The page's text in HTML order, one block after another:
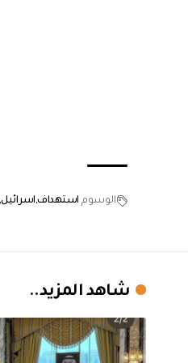
الوسوم استهداف اسرائيل
شاهد المزيد..